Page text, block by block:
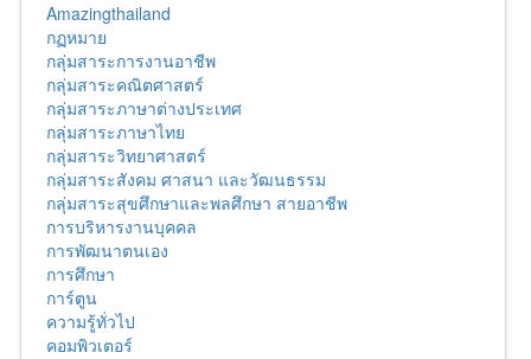
Amazingthailand
กฏหมาย
กลุ่มสาระการงานอาชีพ
กลุ่มสาระคณิตศาสตร์
กลุ่มสาระภาษาต่างประเทศ
กลุ่มสาระภาษาไทย
กลุ่มสาระวิทยาศาสตร์
กลุ่มสาระสังคม ศาสนา และวัฒนธรรม
กลุ่มสาระสุขศึกษาและพลศึกษา สายอาชีพ
การบริหารงานบุคคล
การพัฒนาตนเอง
การศึกษา
การ์ตูน
ความรู้ทั่วไป
คอมพิวเตอร์